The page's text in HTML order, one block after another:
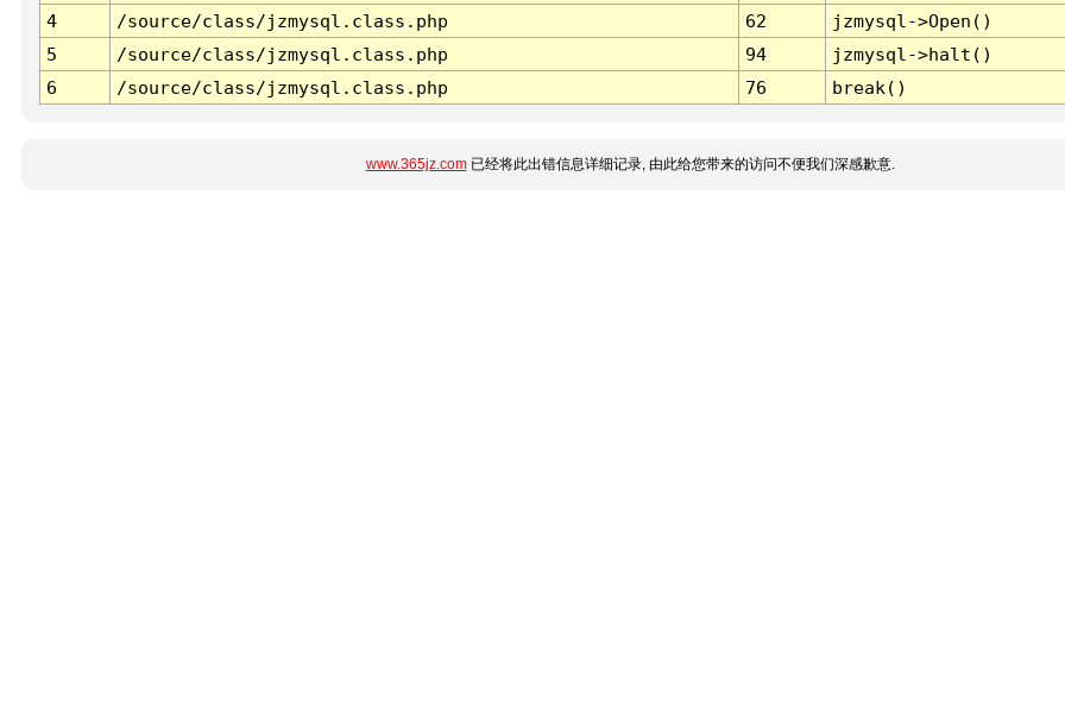
4
/source/class/jzmysql.class.php 62
jzmysql->Open()
5
/source/class/jzmysql.class.php 94
jzmysql->halt()
6
/source/class/jzmysql.class.php 76 break()
www.365jz.com已经将此出错信息详细记录, 由此给您带来的访问不便我们深感歉意.